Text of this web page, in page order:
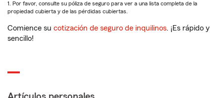
1. Por favor, consulte su póliza de seguro para ver a una lista completa de la
propiedad cubierta y de las pérdidas cubiertas.
Comience su cotización de seguro de inquilinos. ¡Es rápido y
sencillo!